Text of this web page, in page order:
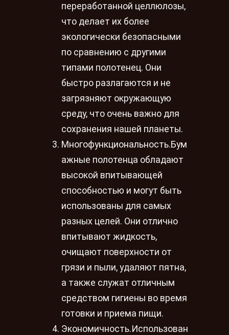
переработанной целлюлозы,
что делает их более
экологически безопасными
по сравнению с другими
типами полотенец. Они
быстро разлагаются и не
загрязняют окружающую
среду, что очень важно для
сохранения нашей планеты.
Многофункциональность.Бум
ажные полотенца обладают
высокой впитывающей
способностью и могут быть
использованы для самых
разных целей. Они отлично
впитывают жидкость,
очищают поверхности от
грязи и пыли, удаляют пятна,
а также служат отличным
средством гигиены во время
готовки и приема пищи.
Экономичность.Использован